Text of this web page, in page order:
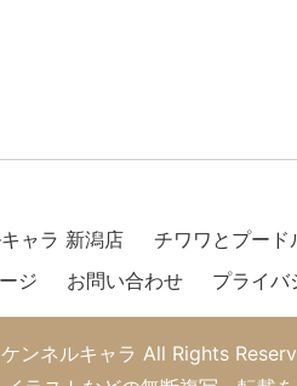
ャラ 新潟店 チワワとプード
ジ お問い合わせ プライバ
ンネルキャラ All Rights